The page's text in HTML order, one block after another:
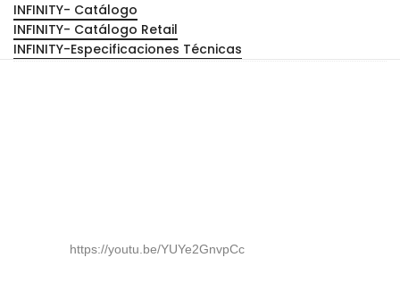
INFINITY- Catálogo
INFINITY- Catálogo Retail
INFINITY-Especificaciones Técnicas
https://youtu.be/YUYe2GnvpCc